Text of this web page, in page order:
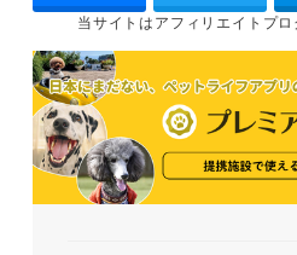
当サイトはアフィリエイトプ